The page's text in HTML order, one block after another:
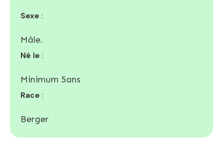
Sexe :
Mâle.
Né le :
Minimum 5ans
Race :
Berger